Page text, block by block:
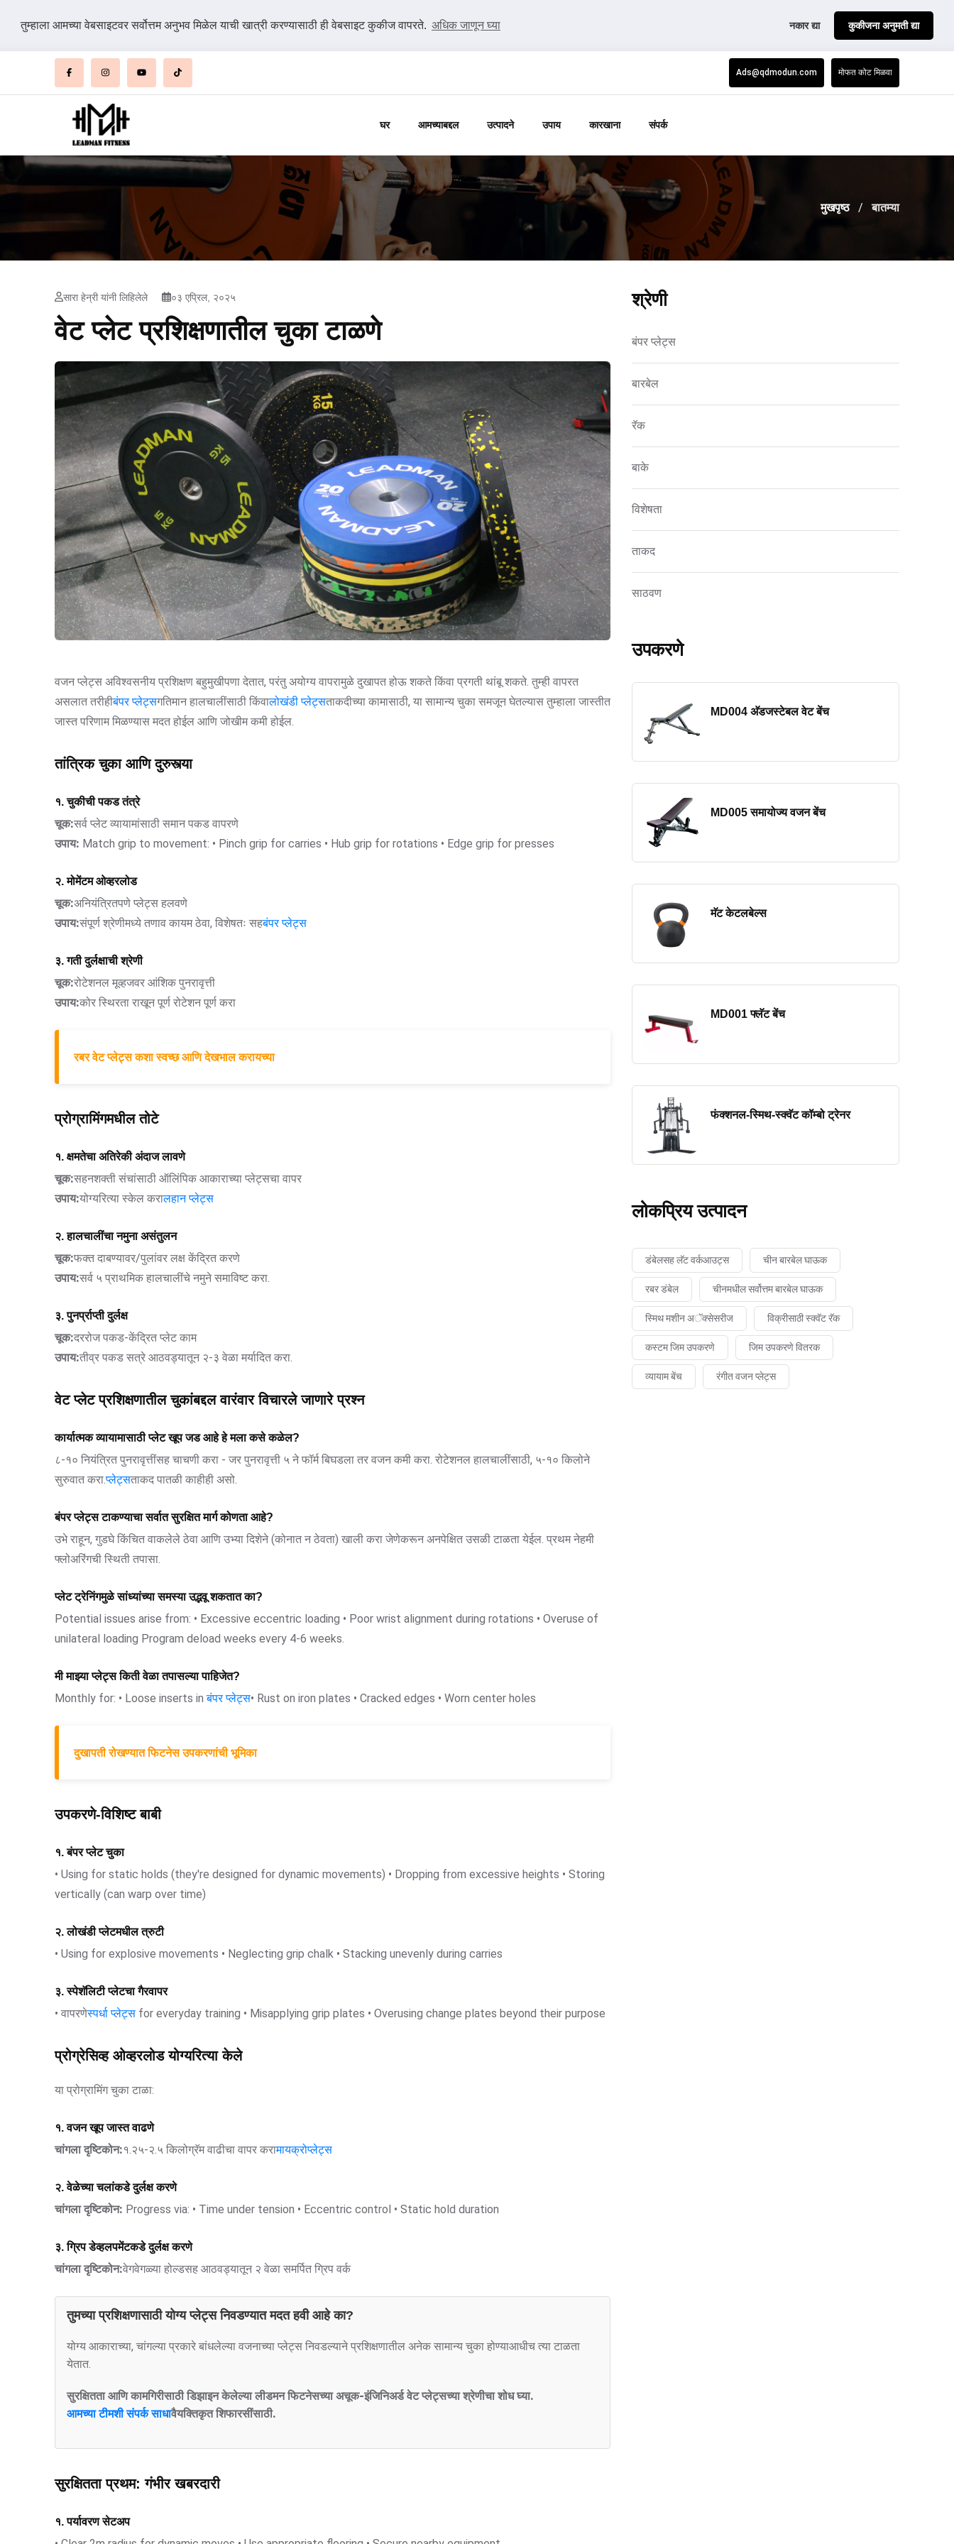
तुम्हाला आमच्या वेबसाइटवर सर्वोत्तम अनुभव मिळेल याची खात्री करण्यासाठी ही वेबसाइट कुकीज वापरते. अधिक जाणून घ्या नकार द्या कुकीजना अनुमती द्या
Ads@qdmodun.com मोफत कोट मिळवा
घर आमच्याबद्दल उत्पादने उपाय कारखाना संपर्क
मुखपृष्ठ बातम्या
सारा हेन्री यांनी लिहिलेले ०३ एप्रिल, २०२५
वेट प्लेट प्रशिक्षणातील चुका टाळणे
वजन प्लेट्स अविश्वसनीय प्रशिक्षण बहुमुखीपणा देतात, परंतु अयोग्य वापरामुळे दुखापत होऊ शकते किंवा प्रगती थांबू शकते. तुम्ही वापरत
असलात तरीहीबंपर प्लेट्सगतिमान हालचालींसाठी किंवालोखंडी प्लेट्सताकदीच्या कामासाठी, या सामान्य चुका समजून घेतल्यास तुम्हाला जास्तीत
जास्त परिणाम मिळण्यास मदत होईल आणि जोखीम कमी होईल.
तांत्रिक चुका आणि दुरुस्त्या
१. चुकीची पकड तंत्रे
चूक:सर्व प्लेट व्यायामांसाठी समान पकड वापरणे
उपाय: Match grip to movement: • Pinch grip for carries • Hub grip for rotations • Edge grip for presses
२. मोमेंटम ओव्हरलोड
चूक:अनियंत्रितपणे प्लेट्स हलवणे
उपाय:संपूर्ण श्रेणीमध्ये तणाव कायम ठेवा, विशेषतः सहबंपर प्लेट्स
३. गती दुर्लक्षाची श्रेणी
चूक:रोटेशनल मूव्हजवर आंशिक पुनरावृत्ती
उपाय:कोर स्थिरता राखून पूर्ण रोटेशन पूर्ण करा
रबर वेट प्लेट्स कशा स्वच्छ आणि देखभाल करायच्या
प्रोग्रामिंगमधील तोटे
१. क्षमतेचा अतिरेकी अंदाज लावणे
चूक:सहनशक्ती संचांसाठी ऑलिंपिक आकाराच्या प्लेट्सचा वापर
उपाय:योग्यरित्या स्केल करालहान प्लेट्स
२. हालचालींचा नमुना असंतुलन
चूक:फक्त दाबण्यावर/पुलांवर लक्ष केंद्रित करणे
उपाय:सर्व ५ प्राथमिक हालचालींचे नमुने समाविष्ट करा.
३. पुनर्प्राप्ती दुर्लक्ष
चूक:दररोज पकड-केंद्रित प्लेट काम
उपाय:तीव्र पकड सत्रे आठवड्यातून २-३ वेळा मर्यादित करा.
वेट प्लेट प्रशिक्षणातील चुकांबद्दल वारंवार विचारले जाणारे प्रश्न
कार्यात्मक व्यायामासाठी प्लेट खूप जड आहे हे मला कसे कळेल?
८-१० नियंत्रित पुनरावृत्तींसह चाचणी करा - जर पुनरावृत्ती ५ ने फॉर्म बिघडला तर वजन कमी करा. रोटेशनल हालचालींसाठी, ५-१० किलोने
सुरुवात करा.प्लेट्सताकद पातळी काहीही असो.
बंपर प्लेट्स टाकण्याचा सर्वात सुरक्षित मार्ग कोणता आहे?
उभे राहून, गुडघे किंचित वाकलेले ठेवा आणि उभ्या दिशेने (कोनात न ठेवता) खाली करा जेणेकरून अनपेक्षित उसळी टाळता येईल. प्रथम नेहमी
फ्लोअरिंगची स्थिती तपासा.
प्लेट ट्रेनिंगमुळे सांध्यांच्या समस्या उद्भवू शकतात का?
Potential issues arise from: • Excessive eccentric loading • Poor wrist alignment during rotations • Overuse of
unilateral loading Program deload weeks every 4-6 weeks.
मी माझ्या प्लेट्स किती वेळा तपासल्या पाहिजेत?
Monthly for: • Loose inserts inबंपर प्लेट्स• Rust on iron plates • Cracked edges • Worn center holes
दुखापती रोखण्यात फिटनेस उपकरणांची भूमिका
उपकरणे-विशिष्ट बाबी
१. बंपर प्लेट चुका
• Using for static holds (they're designed for dynamic movements) • Dropping from excessive heights • Storing
vertically (can warp over time)
२. लोखंडी प्लेटमधील त्रुटी
• Using for explosive movements • Neglecting grip chalk • Stacking unevenly during carries
३. स्पेशॅलिटी प्लेटचा गैरवापर
• वापरणेस्पर्धा प्लेट्स for everyday training • Misapplying grip plates • Overusing change plates beyond their purpose
प्रोग्रेसिव्ह ओव्हरलोड योग्यरित्या केले
या प्रोग्रामिंग चुका टाळा:
१. वजन खूप जास्त वाढणे
चांगला दृष्टिकोन:१.२५-२.५ किलोग्रॅम वाढीचा वापर करामायक्रोप्लेट्स
२. वेळेच्या चलांकडे दुर्लक्ष करणे
चांगला दृष्टिकोन: Progress via: • Time under tension • Eccentric control • Static hold duration
३. ग्रिप डेव्हलपमेंटकडे दुर्लक्ष करणे
चांगला दृष्टिकोन:वेगवेगळ्या होल्डसह आठवड्यातून २ वेळा समर्पित ग्रिप वर्क
तुमच्या प्रशिक्षणासाठी योग्य प्लेट्स निवडण्यात मदत हवी आहे का?
योग्य आकाराच्या, चांगल्या प्रकारे बांधलेल्या वजनाच्या प्लेट्स निवडल्याने प्रशिक्षणातील अनेक सामान्य चुका होण्याआधीच त्या टाळता
येतात.
सुरक्षितता आणि कामगिरीसाठी डिझाइन केलेल्या लीडमन फिटनेसच्या अचूक-इंजिनिअर्ड वेट प्लेट्सच्या श्रेणीचा शोध घ्या.
आमच्या टीमशी संपर्क साधावैयक्तिकृत शिफारसींसाठी.
सुरक्षितता प्रथम: गंभीर खबरदारी
१. पर्यावरण सेटअप
श्रेणी
बंपर प्लेट्स
बारबेल
रॅक
बाके
विशेषता
ताकद
साठवण
उपकरणे
MD004 अ‍ॅडजस्टेबल वेट बेंच
MD005 समायोज्य वजन बेंच
मॅट केटलबेल्स
MD001 फ्लॅट बेंच
फंक्शनल-स्मिथ-स्क्वॅट कॉम्बो ट्रेनर
लोकप्रिय उत्पादन
डंबेलसह लॅट वर्कआउट्स चीन बारबेल घाऊक
रबर डंबेल चीनमधील सर्वोत्तम बारबेल घाऊक
स्मिथ मशीन अॅक्सेसरीज विक्रीसाठी स्क्वॅट रॅक
कस्टम जिम उपकरणे जिम उपकरणे वितरक
व्यायाम बेंच रंगीत वजन प्लेट्स